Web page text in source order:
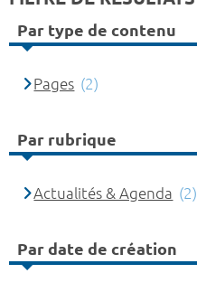
Par type de contenu
Pages (2)
Par rubrique
Actualités & Agenda (2)
Par date de création